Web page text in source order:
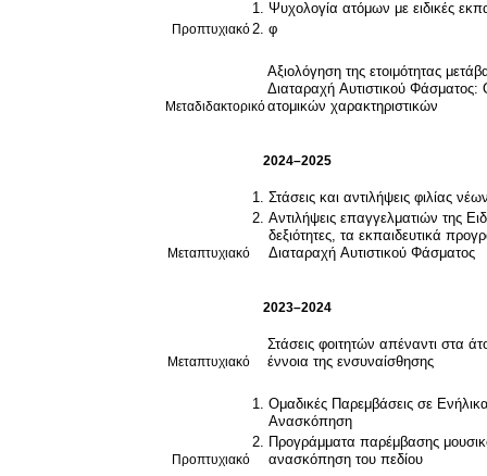
Προπτυχιακό φ
Μεταδιδακτορικό
Αξιολόγηση της ετοιμότητας
Διαταραχή Αυτιστικού Φάσματος:
ατομικών χαρακτηριστικών
2024–2025
Μεταπτυχιακό
Στάσεις και αντιλήψεις φιλίας
Αντιλήψεις επαγγελματιών της
δεξιότητες, τα εκπαιδευτικά
Διαταραχή Αυτιστικού Φάσματος
2023–2024
Μεταπτυχιακό
Στάσεις φοιτητών απέναντι στα
έννοια της ενσυναίσθησης
Προπτυχιακό
Ομαδικές Παρεμβάσεις σε
Ανασκόπηση
Προγράμματα παρέμβασης
ανασκόπηση του πεδίου